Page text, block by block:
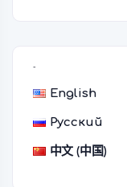
English
Русский
中文 (中国)